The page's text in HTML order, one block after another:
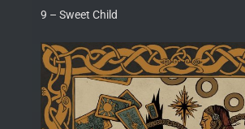
9 – Sweet Child